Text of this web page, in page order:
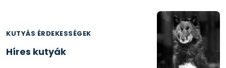
KUTYÁS ÉRDEKESSÉGEK
Híres kutyák